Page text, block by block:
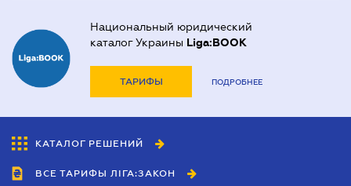
Национальный юридический
каталог Украины Liga:BOOK
ТАРИФЫ ПОДРОБНЕЕ
КАТАЛОГ РЕШЕНИЙ
ВСЕ ТАРИФЫ ЛІГА:ЗАКОН